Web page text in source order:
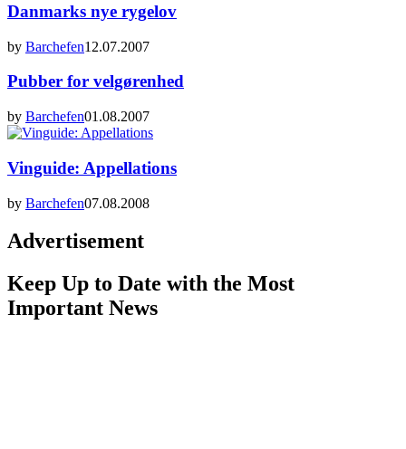
Danmarks nye rygelov
by Barchefen12.07.2007
Pubber for velgørenhed
by Barchefen01.08.2007
Vinguide: Appellations
by Barchefen07.08.2008
Advertisement
Keep Up to Date with the Most
Important News